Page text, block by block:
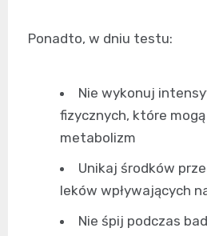
Ponadto, w dniu testu:
Nie wykonuj
fizycznych, które mogą
metabolizm
Unikaj środków
leków wpływających
Nie śpij podczas